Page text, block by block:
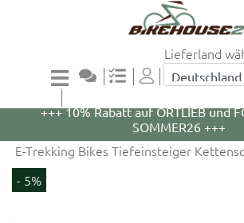
Lieferland
+++ 5% Rabatt auf WOOM Bikes
+++ 10% Rabatt auf ORTLIEB und
SOMMER26 +++
E-Trekking Bikes Tiefeinsteiger Kettensc
- 5%